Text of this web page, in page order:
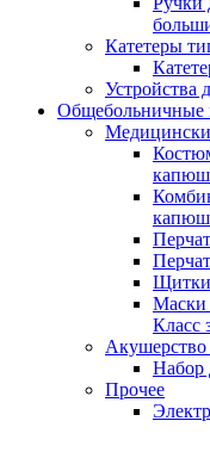
Катетеры
Устройства
Общебольничные
Щитки
Маски
Класс
Акушерство
Набор
Прочее